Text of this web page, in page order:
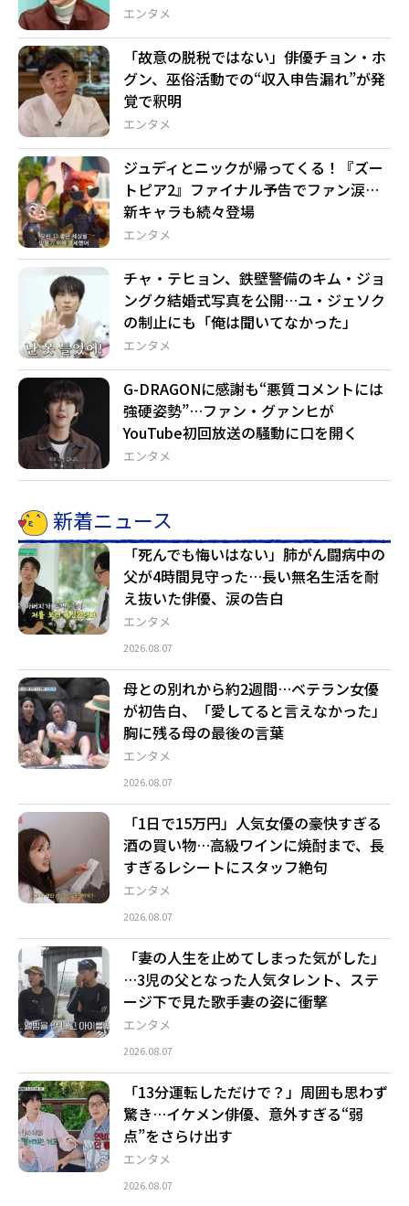
エンタメ
エンタメ
「故意の脱税ではない」俳優チョン・ホ
グン、巫俗活動での“収入申告漏れ”が発
覚で釈明
エンタメ
ジュディとニックが帰ってくる！『ズー
トピア2』ファイナル予告でファン涙…
新キャラも続々登場
エンタメ
チャ・テヒョン、鉄壁警備のキム・ジョ
ングク結婚式写真を公開…ユ・ジェソク
の制止にも「俺は聞いてなかった」
エンタメ
G-DRAGONに感謝も“悪質コメントには
強硬姿勢”…ファン・グァンヒが
YouTube初回放送の騒動に口を開く
新着ニュース
エンタメ
「死んでも悔いはない」肺がん闘病中の
父が4時間見守った…長い無名生活を耐
え抜いた俳優、涙の告白
2026.08.07
エンタメ
母との別れから約2週間…ベテラン女優
が初告白、「愛してると言えなかった」
胸に残る母の最後の言葉
2026.08.07
エンタメ
「1日で15万円」人気女優の豪快すぎる
酒の買い物…高級ワインに焼酎まで、長
すぎるレシートにスタッフ絶句
2026.08.07
エンタメ
「妻の人生を止めてしまった気がした」
…3児の父となった人気タレント、ステ
ージ下で見た歌手妻の姿に衝撃
2026.08.07
エンタメ
「13分運転しただけで？」周囲も思わず
驚き…イケメン俳優、意外すぎる“弱
点”をさらけ出す
2026.08.07